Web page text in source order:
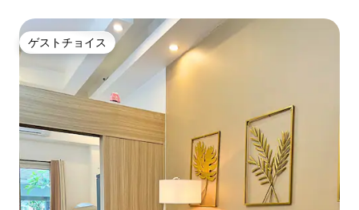
ゲストチョイス
ゲストチョイス